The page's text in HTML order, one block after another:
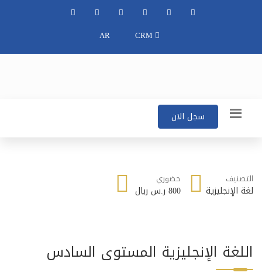
سجل الان
التصنيف
لغة الإنجليزية
حضوري
800 ر.س ريال
اللغة الإنجليزية المستوى السادس